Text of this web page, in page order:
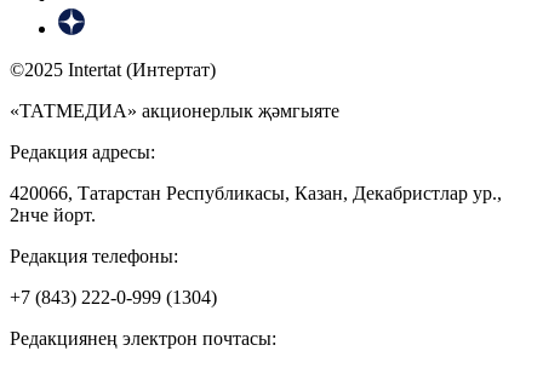
©2025 Intertat (Интертат)
«ТАТМЕДИА» акционерлык җәмгыяте
Редакция адресы:
420066, Татарстан Республикасы, Казан, Декабристлар ур.,
2нче йорт.
Редакция телефоны:
+7 (843) 222-0-999 (1304)
Редакциянең электрон почтасы: